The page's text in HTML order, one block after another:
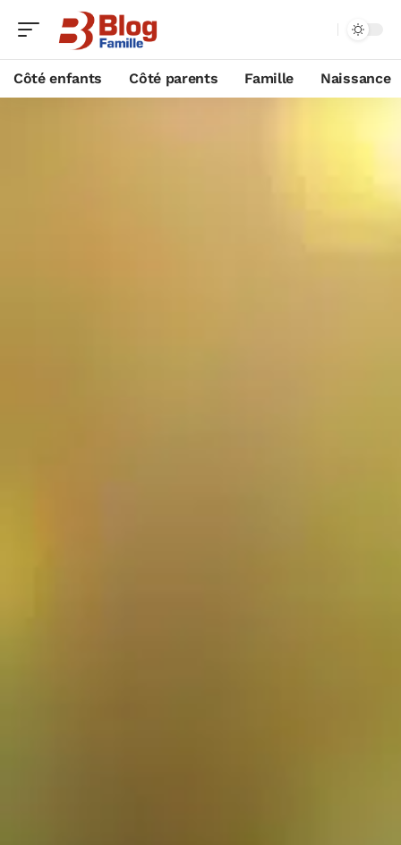
Côté enfants Côté parents Famille Naissance